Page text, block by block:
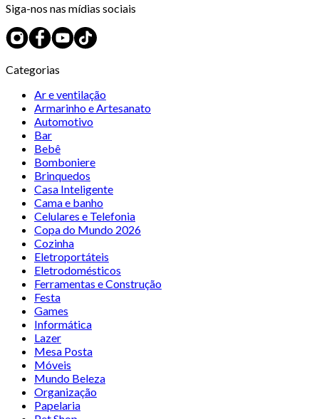
Siga-nos nas mídias sociais
Categorias
Ar e ventilação
Armarinho e Artesanato
Automotivo
Bar
Bebê
Bomboniere
Brinquedos
Casa Inteligente
Cama e banho
Celulares e Telefonia
Copa do Mundo 2026
Cozinha
Eletroportáteis
Eletrodomésticos
Ferramentas e Construção
Festa
Games
Informática
Lazer
Mesa Posta
Móveis
Mundo Beleza
Organização
Papelaria